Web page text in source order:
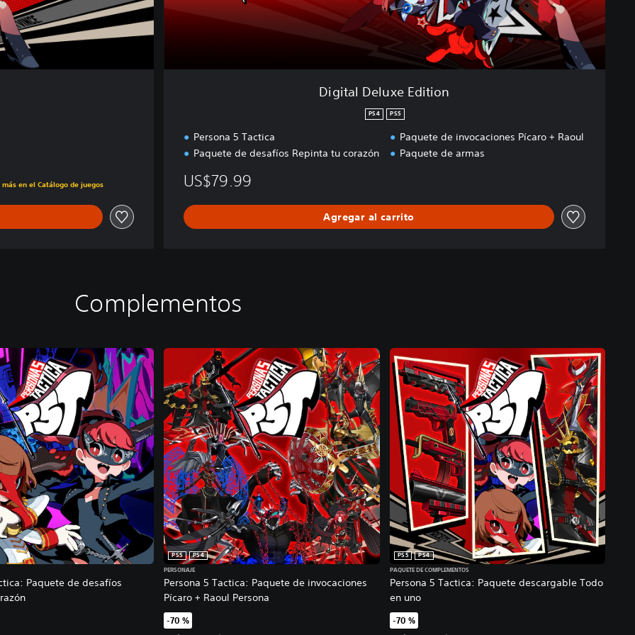
en el Catálogo de juegos
e
t
Digital Deluxe Edition
PS4 PS5
Persona 5 Tactica
Paquete de desafíos Repinta tu corazón
Paquete de invocaciones Pícaro + Raoul
Paquete de armas
US$79.99
Agregar al carrito
Complementos
Paquete de desafíos
Persona 5 Tactica: Paquete de invocaciones
Pícaro + Raoul Persona
PS5
PS4
PERSONAJE
-70 %
Persona 5 Tactica: Paquete descargable Todo
en uno
PS5
PS4
PAQUETE DE COMPLEMENTOS
-70 %